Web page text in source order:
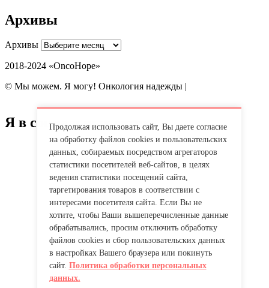
Архивы
Архивы
2018-2024 «OncoHope»
© Мы можем. Я могу! Онкология надежды |
Я в социальных сетях:
Продолжая использовать сайт, Вы даете согласие
на обработку файлов cookies и пользовательских
данных, собираемых посредством агрегаторов
статистики посетителей веб-сайтов, в целях
ведения статистики посещений сайта,
таргетирования товаров в соответствии с
интересами посетителя сайта. Если Вы не
хотите, чтобы Ваши вышеперечисленные данные
обрабатывались, просим отключить обработку
файлов cookies и сбор пользовательских данных
в настройках Вашего браузера или покинуть
сайт. Политика обработки персональных
данных.